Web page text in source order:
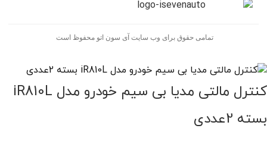
تمامی حقوق برای وب سایت آی سون اتو محفوظ است
کنترل مالتی مدیا بی سیم خودرو مدل iR810L
بسته 2عددی